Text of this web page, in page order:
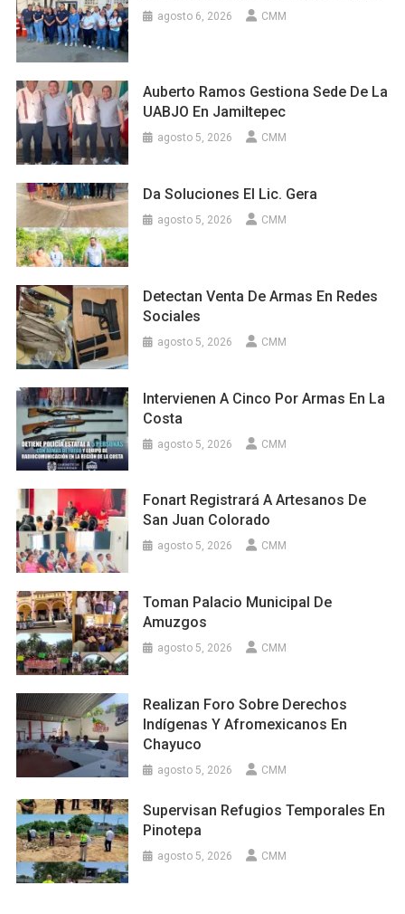
agosto 6, 2026 CMM
Auberto Ramos Gestiona Sede De La
UABJO En Jamiltepec
agosto 5, 2026 CMM
Da Soluciones El Lic. Gera
agosto 5, 2026 CMM
Detectan Venta De Armas En Redes
Sociales
agosto 5, 2026 CMM
Intervienen A Cinco Por Armas En La
Costa
agosto 5, 2026 CMM
Fonart Registrará A Artesanos De
San Juan Colorado
agosto 5, 2026 CMM
Toman Palacio Municipal De
Amuzgos
agosto 5, 2026 CMM
Realizan Foro Sobre Derechos
Indígenas Y Afromexicanos En
Chayuco
agosto 5, 2026 CMM
Supervisan Refugios Temporales En
Pinotepa
agosto 5, 2026 CMM